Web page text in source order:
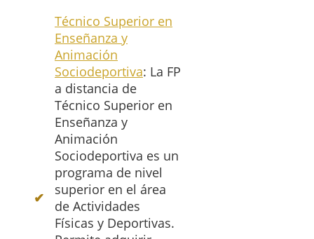
Técnico Superior en
Enseñanza y
Animación
Sociodeportiva: La FP
a distancia de
Técnico Superior en
Enseñanza y
Animación
Sociodeportiva es un
programa de nivel
superior en el área
de Actividades
Físicas y Deportivas.